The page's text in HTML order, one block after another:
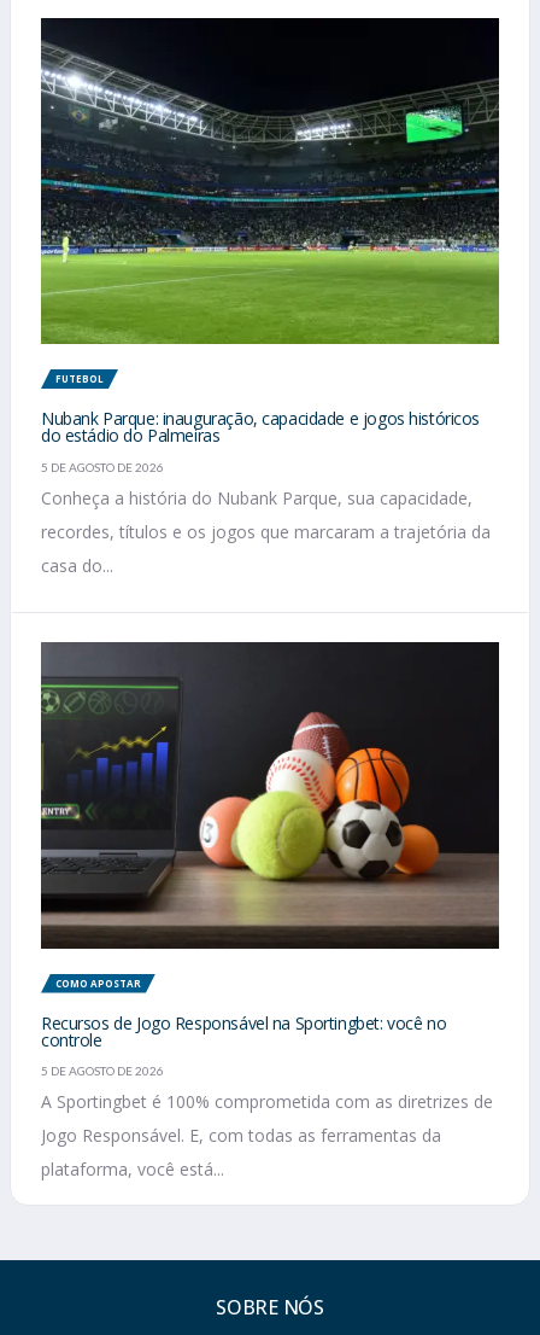
FUTEBOL
Nubank Parque: inauguração, capacidade e jogos históricos
do estádio do Palmeiras
5 DE AGOSTO DE 2026
Conheça a história do Nubank Parque, sua capacidade,
recordes, títulos e os jogos que marcaram a trajetória da
casa do...
COMO APOSTAR
Recursos de Jogo Responsável na Sportingbet: você no
controle
5 DE AGOSTO DE 2026
A Sportingbet é 100% comprometida com as diretrizes de
Jogo Responsável. E, com todas as ferramentas da
plataforma, você está...
SOBRE NÓS